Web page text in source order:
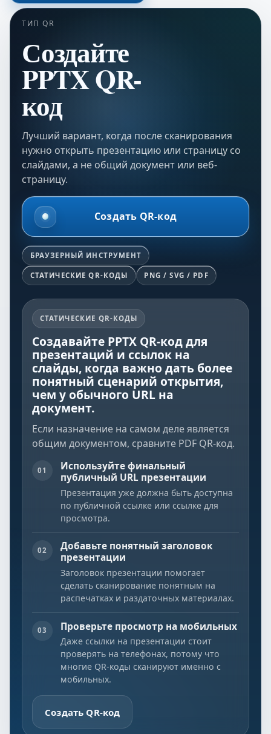
ТИП QR
Создайте
PPTX QR-
код
Лучший вариант, когда после сканирования
нужно открыть презентацию или страницу со
слайдами, а не общий документ или веб-
страницу.
Создать QR-код
БРАУЗЕРНЫЙ ИНСТРУМЕНТ
СТАТИЧЕСКИЕ QR-КОДЫ PNG / SVG / PDF
СТАТИЧЕСКИЕ QR-КОДЫ
Создавайте PPTX QR-код для
презентаций и ссылок на
слайды, когда важно дать более
понятный сценарий открытия,
чем у обычного URL на
документ.
Если назначение на самом деле является
общим документом, сравните PDF QR-код.
01
Используйте финальный
публичный URL презентации
Презентация уже должна быть доступна
по публичной ссылке или ссылке для
просмотра.
02
Добавьте понятный заголовок
презентации
Заголовок презентации помогает
сделать сканирование понятным на
распечатках и раздаточных материалах.
03 Проверьте просмотр на мобильных
Даже ссылки на презентации стоит
проверять на телефонах, потому что
многие QR-коды сканируют именно с
мобильных.
Создать QR-код